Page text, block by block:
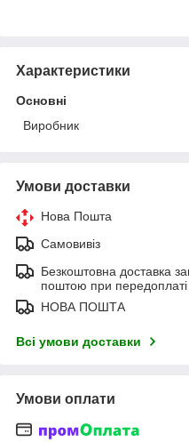
Характеристики
Основні
Виробник
Умови доставки
Нова Пошта
Самовивіз
Безкоштовна доставка
поштою при передоплаті
НОВА ПОШТА
Всі умови доставки
Умови оплати